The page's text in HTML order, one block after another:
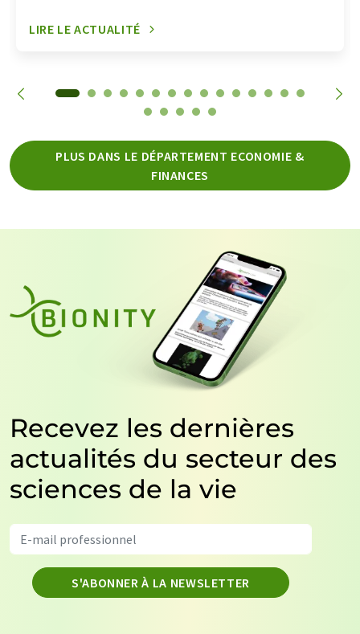
LIRE LE ACTUALITÉ
PLUS DANS LE DÉPARTEMENT ECONOMIE &
FINANCES
Recevez les dernières
actualités du secteur des
sciences de la vie
S'ABONNER À LA NEWSLETTER